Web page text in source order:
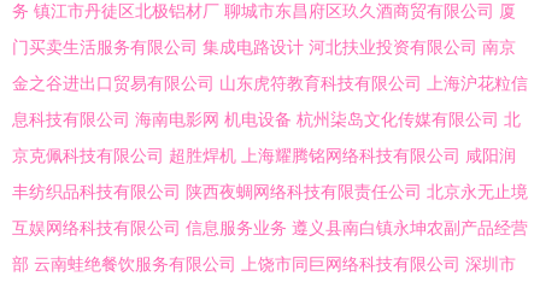
务 镇江市丹徒区北极铝材厂 聊城市东昌府区玖久酒商贸有限公司 厦
门买卖生活服务有限公司 集成电路设计 河北扶业投资有限公司 南京
金之谷进出口贸易有限公司 山东虎符教育科技有限公司
上海沪花粒信
息科技有限公司 海南电影网 机电设备 杭州柒岛文化传媒有限公司 北
京克佩科技有限公司 超胜焊机 上海耀腾铭网络科技有限公司 咸阳润
丰纺织品科技有限公司 陕西夜蜩网络科技有限责任公司 北京永无止境
互娱网络科技有限公司 信息服务业务 遵义县南白镇永坤农副产品经营
部 云南蛙绝餐饮服务有限公司 上饶市同巨网络科技有限公司 深圳市